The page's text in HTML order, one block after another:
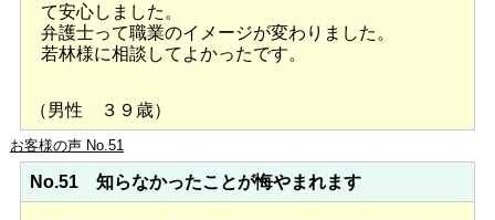
て安心しました。
弁護士って職業のイメージが変わりました。
若林様に相談してよかったです。
（男性 ３９歳）
お客様の声 No.51
No.51 知らなかったことが悔やまれます